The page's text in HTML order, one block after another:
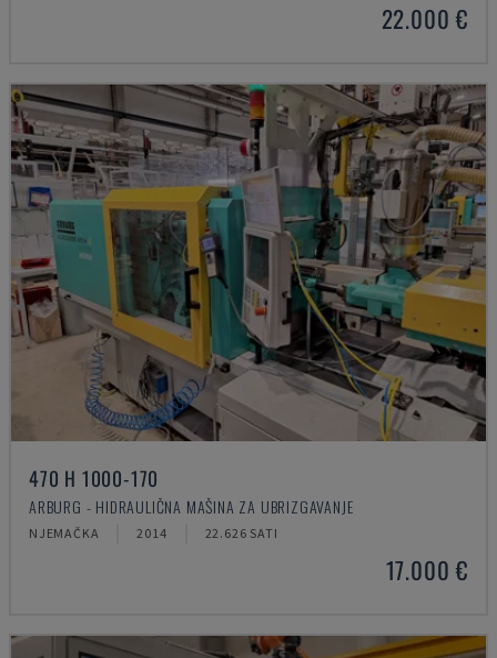
22.000 €
470 H 1000-170
ARBURG - HIDRAULIČNA MAŠINA ZA UBRIZGAVANJE
NJEMAČKA 2014 22.626 SATI
17.000 €